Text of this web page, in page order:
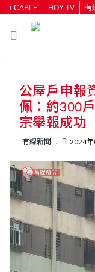
i-CABLE HOY TV 有
公屋戶申報
佩：約300
宗舉報成功
有線新聞 2024年